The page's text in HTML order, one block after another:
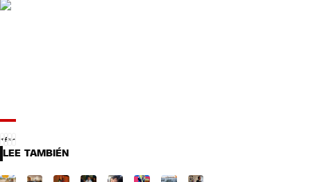
LEE TAMBIÉN